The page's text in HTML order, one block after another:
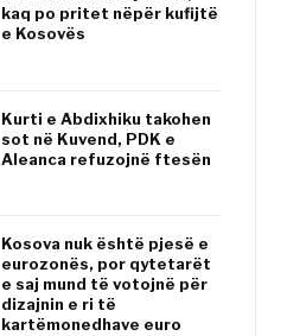
kaq po pritet nëpër kufijtë
e Kosovës
Kurti e Abdixhiku takohen
sot në Kuvend, PDK e
Aleanca refuzojnë ftesën
Kosova nuk është pjesë e
eurozonës, por qytetarët
e saj mund të votojnë për
dizajnin e ri të
kartëmonedhave euro